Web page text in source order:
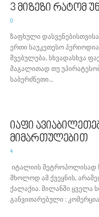
3 მიზეზი რატომ
0
ზაფხული
ერთი საუკეთესო
შვებულება, სხვადასხვა
მაგალითად თუ
საბერძნეთი...
იაფი
მიმართულებით
4
იტალიის მეტროპოლისად
მხოლოდ ამ ქვეყნის,
ქალაქია. მილანში ყველა
განვითარებული :